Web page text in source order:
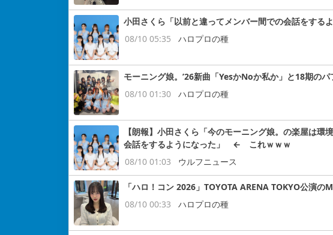
小田さくら「以前と違ってメンバー間での会話をする
08/10 05:35
ハロプロの種
モーニング娘。’26新曲「YesかNoか私か」と18期の
08/10 01:30
ハロプロの種
【朗報】小田さくら「今のモーニング娘。の楽屋は
会話をするようになった」 ← これｗｗｗ
08/10 01:03
ウルフニュース
「ハロ！コン 2026」TOYOTA ARENA TOKYO公演の
08/10 00:33
ハロプロの種